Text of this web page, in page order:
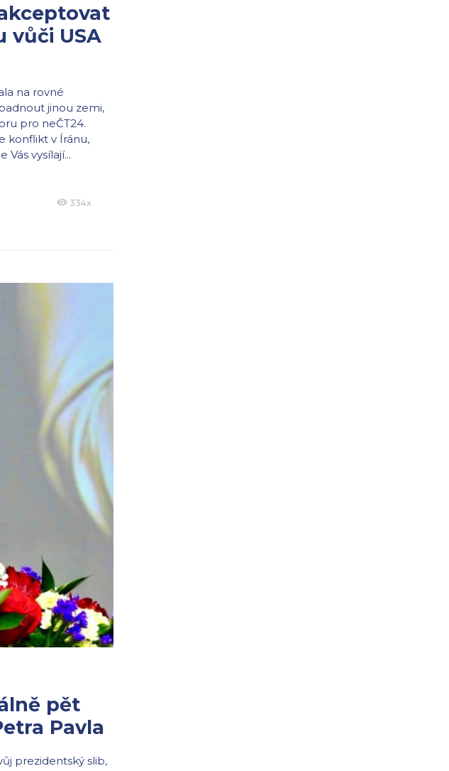
vůči USA
na rovné
jinou zemi,
pro neČT24.
konflikt v Íránu,
vysílají...
334x
pět
Pavla
prezidentský slib,